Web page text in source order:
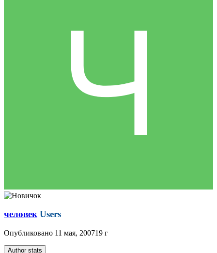
человек Users
Опубликовано 11 мая, 200719 г
Author stats